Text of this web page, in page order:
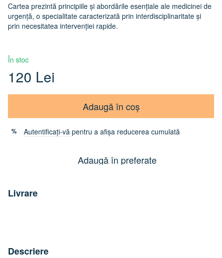
Cartea prezintă principiile și abordările esențiale ale medicinei de
urgență, o specialitate caracterizată prin interdisciplinaritate și
prin necesitatea intervenției rapide.
În stoc
120 Lei
Adaugă în coș
% Autentificați-vă pentru a afișa reducerea cumulată
Adaugă în preferate
Livrare
Descriere